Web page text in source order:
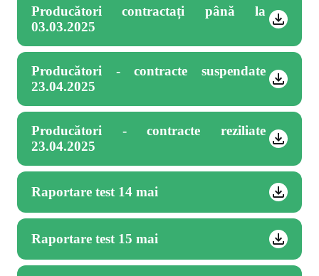
Producători contractați până la
03.03.2025
Producători - contracte suspendate
23.04.2025
Producători - contracte reziliate
23.04.2025
Raportare test 14 mai
Raportare test 15 mai